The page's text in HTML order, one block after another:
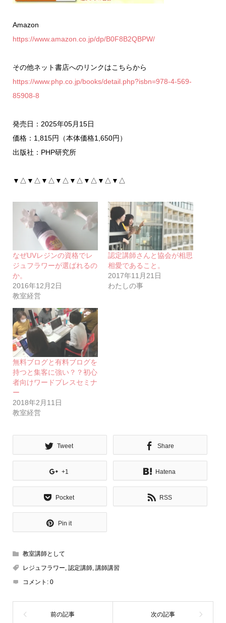
Amazon
https://www.amazon.co.jp/dp/B0F8B2QBPW/
その他ネット書店へのリンクはこちらから
https://www.php.co.jp/books/detail.php?isbn=978-4-569-
85908-8
発売日：2025年05月15日
価格：1,815円（本体価格1,650円）
出版社：PHP研究所
▼△▼△▼△▼△▼△▼△▼△▼△
なぜUVレジンの資格でレ
ジュフラワーが選ばれるの
か。
2016年12月2日
教室経営
認定講師さんと協会が相思
相愛であること。
2017年11月21日
わたしの事
無料ブログと有料ブログを
持つと集客に強い？？初心
者向けワードプレスセミナ
ー
2018年2月11日
教室経営
Tweet Share
+1 Hatena
Pocket RSS
Pin it
教室講師として
レジュフラワー, 認定講師, 講師講習
コメント: 0